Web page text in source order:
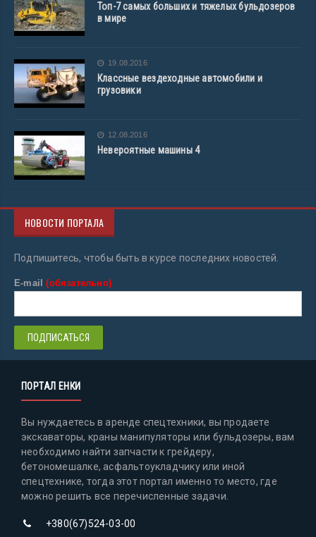
Топ-7 самых больших и тяжелых бульдозеров
в мире
19.08.2016
Классные вездеходные автомобили и
грузовики
12.08.2016
Невероятные машины 4
НОВОСТИ ПОРТАЛА
Подпишитесь, чтобы быть в курсе последних новостей.
E-mail(обязательно)
ПОРТАЛ ЕНКИ
Вы нуждаетесь в аренде спецтехники, вы продаете
экскаваторы, краны манипуляторы или бульдозеры, вам
необходимо найти запчасти к грейдеру,
бетономешалке, асфальтоукладчику или иной
спецтехнике, тогда этот портал именно то место, где
можно решить все перечисленные задачи.
+380(67)524-03-00